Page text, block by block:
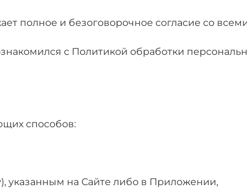
полное и безоговорочное согласие со
с Политикой обработки
способов:
указанным на Сайте либо в Приложении,